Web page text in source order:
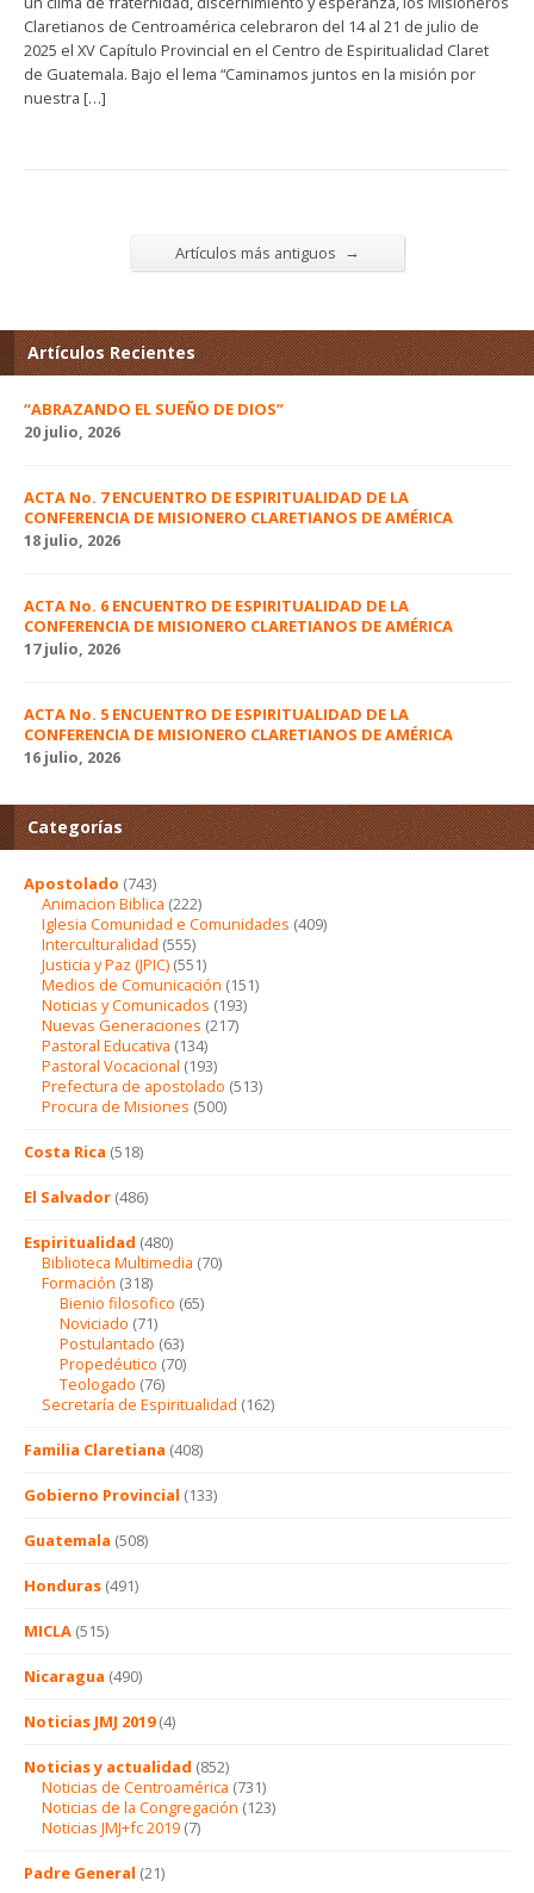
Claretianos de Centroamérica celebraron del 14 al 21 de julio de
2025 el XV Capítulo Provincial en el Centro de Espiritualidad Claret
de Guatemala. Bajo el lema “Caminamos juntos en la misión por
nuestra […]
Artículos más antiguos →
Artículos Recientes
“ABRAZANDO EL SUEÑO DE DIOS”
20 julio, 2026
ACTA No. 7 ENCUENTRO DE ESPIRITUALIDAD DE LA
CONFERENCIA DE MISIONERO CLARETIANOS DE AMÉRICA
18 julio, 2026
ACTA No. 6 ENCUENTRO DE ESPIRITUALIDAD DE LA
CONFERENCIA DE MISIONERO CLARETIANOS DE AMÉRICA
17 julio, 2026
ACTA No. 5 ENCUENTRO DE ESPIRITUALIDAD DE LA
CONFERENCIA DE MISIONERO CLARETIANOS DE AMÉRICA
16 julio, 2026
Categorías
Apostolado (743)
Animacion Biblica (222)
Iglesia Comunidad e Comunidades (409)
Interculturalidad (555)
Justicia y Paz (JPIC) (551)
Medios de Comunicación (151)
Noticias y Comunicados (193)
Nuevas Generaciones (217)
Pastoral Educativa (134)
Pastoral Vocacional (193)
Prefectura de apostolado (513)
Procura de Misiones (500)
Costa Rica (518)
El Salvador (486)
Espiritualidad (480)
Biblioteca Multimedia (70)
Formación (318)
Bienio filosofico (65)
Noviciado (71)
Postulantado (63)
Propedéutico (70)
Teologado (76)
Secretaría de Espiritualidad (162)
Familia Claretiana (408)
Gobierno Provincial (133)
Guatemala (508)
Honduras (491)
MICLA (515)
Nicaragua (490)
Noticias JMJ 2019(4)
Noticias y actualidad (852)
Noticias de Centroamérica (731)
Noticias de la Congregación (123)
Noticias JMJ+fc 2019 (7)
Padre General (21)